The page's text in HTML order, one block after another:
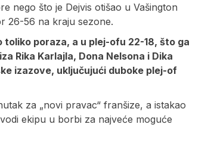
nego što je Dejvis otišao u Vašington
26-56 na kraju sezone.
poraza, a u plej-ofu 22-18, što ga
Rika Karlajla, Dona Nelsona i Dika
izazove, uključujući duboke plej-of
za „novi pravac“ franšize, a istakao
ekipu u borbi za najveće moguće